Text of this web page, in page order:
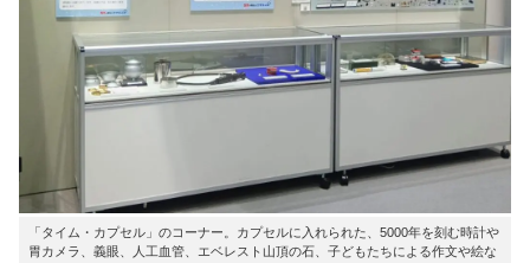
「タイム・カプセル」のコーナー。カプセルに入れられた、5000年を刻む時計や
胃カメラ、義眼、人工血管、エベレスト山頂の石、子どもたちによる作文や絵な